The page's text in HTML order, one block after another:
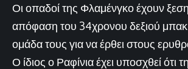
Οι οπαδοί της Φλαμένγκο έχουν
απόφαση του 34χρονου δεξιού μπακ
ομάδα τους για να έρθει στους
Ο ίδιος ο Ραφίνια έχει υποσχθεί ότι